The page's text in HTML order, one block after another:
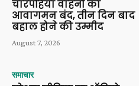
चारपहिया वाहनों का
आवागमन बंद, तीन दिन बाद
बहाल होने की उम्मीद
August 7, 2026
समाचार